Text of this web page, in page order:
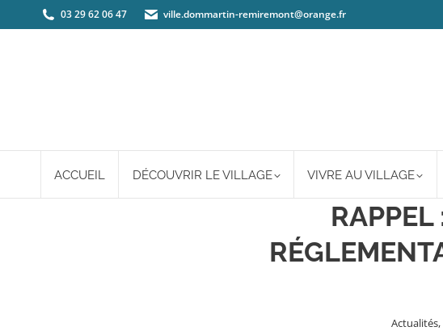
03 29 62 06 47 ville.dommartin-remiremont@orange.fr
ACCUEIL DÉCOUVRIR LE VILLAGE VIVRE AU VILLAGE
RAPPEL
Actualités,